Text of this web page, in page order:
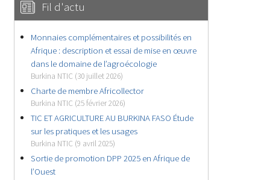
Fil d'actu
Monnaies complémentaires et possibilités en
Afrique : description et essai de mise en œuvre
dans le domaine de l’agroécologie
Burkina NTIC (30 juillet 2026)
Charte de membre Africollector
Burkina NTIC (25 février 2026)
TIC ET AGRICULTURE AU BURKINA FASO Étude
sur les pratiques et les usages
Burkina NTIC (9 avril 2025)
Sortie de promotion DPP 2025 en Afrique de
l’Ouest